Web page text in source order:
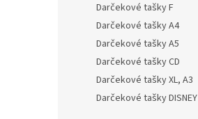
Darčekové tašky F
Darčekové tašky A4
Darčekové tašky A5
Darčekové tašky CD
Darčekové tašky XL, A3
Darčekové tašky DISNEY